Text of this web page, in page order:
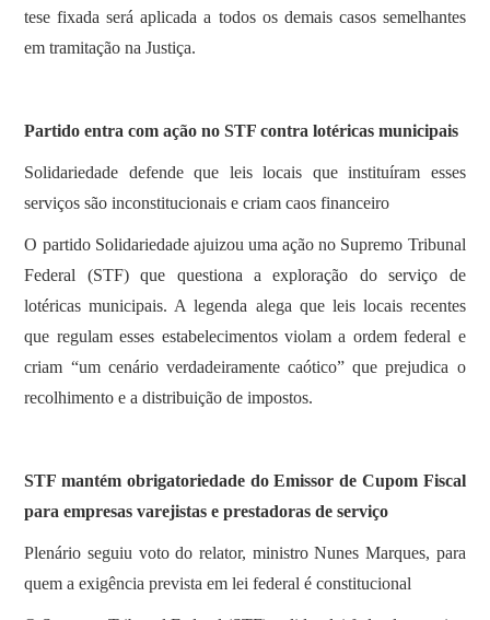
tese fixada será aplicada a todos os demais casos semelhantes
em tramitação na Justiça.
Partido entra com ação no STF contra lotéricas municipais
Solidariedade defende que leis locais que instituíram esses
serviços são inconstitucionais e criam caos financeiro
O partido Solidariedade ajuizou uma ação no Supremo Tribunal
Federal (STF) que questiona a exploração do serviço de
lotéricas municipais. A legenda alega que leis locais recentes
que regulam esses estabelecimentos violam a ordem federal e
criam “um cenário verdadeiramente caótico” que prejudica o
recolhimento e a distribuição de impostos.
STF mantém obrigatoriedade do Emissor de Cupom Fiscal
para empresas varejistas e prestadoras de serviço
Plenário seguiu voto do relator, ministro Nunes Marques, para
quem a exigência prevista em lei federal é constitucional